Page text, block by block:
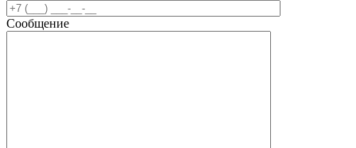
Сообщение